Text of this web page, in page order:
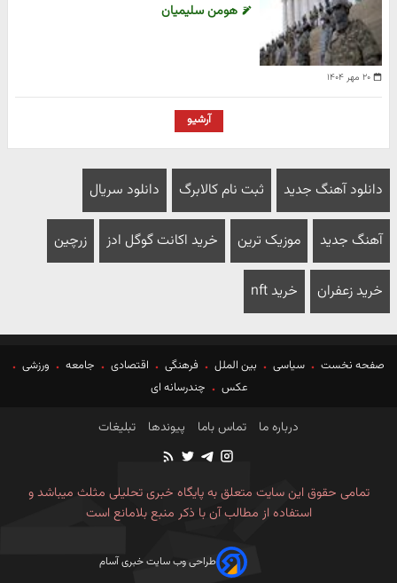
۲۰ مهر ۱۴۰۴
هومن سلیمیان
آرشیو
دانلود آهنگ جدید ثبت نام کالابرگ دانلود سریال
آهنگ جدید موزیک ترین خرید اکانت گوگل ادز زرچین
خرید زعفران خرید nft
صفحه نخست سیاسی بین الملل فرهنگی اقتصادی جامعه
ورزشی
عکس
چندرسانه ای
درباره ما تماس باما پیوندها تبلیغات
تمامی حقوق این سایت متعلق به پایگاه خبری تحلیلی مثلث میباشد و
استفاده از مطالب آن با ذکر منبع بلامانع است
طراحی وب سایت خبری آسام